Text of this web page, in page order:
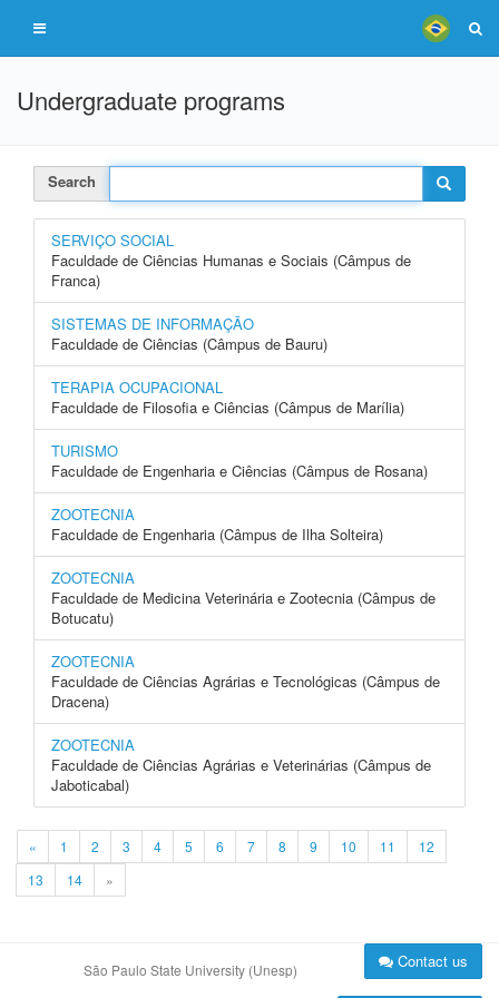
Undergraduate programs
Search
SERVIÇO SOCIAL
Faculdade de Ciências Humanas e Sociais (Câmpus de
Franca)
SISTEMAS DE INFORMAÇÃO
Faculdade de Ciências (Câmpus de Bauru)
TERAPIA OCUPACIONAL
Faculdade de Filosofia e Ciências (Câmpus de Marília)
TURISMO
Faculdade de Engenharia e Ciências (Câmpus de Rosana)
ZOOTECNIA
Faculdade de Engenharia (Câmpus de Ilha Solteira)
ZOOTECNIA
Faculdade de Medicina Veterinária e Zootecnia (Câmpus de
Botucatu)
ZOOTECNIA
Faculdade de Ciências Agrárias e Tecnológicas (Câmpus de
Dracena)
ZOOTECNIA
Faculdade de Ciências Agrárias e Veterinárias (Câmpus de
Jaboticabal)
« 1 2 3 4 5 6 7 8 9 10 11
12
13
14 »
São Paulo State University (Unesp) Contact us